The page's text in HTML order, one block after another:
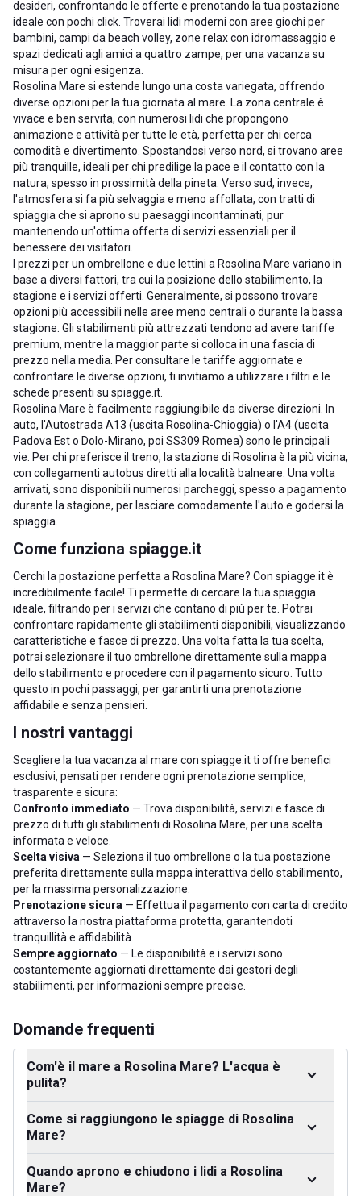
desideri, confrontando le offerte e prenotando la tua postazione
ideale con pochi click. Troverai lidi moderni con aree giochi per
bambini, campi da beach volley, zone relax con idromassaggio e
spazi dedicati agli amici a quattro zampe, per una vacanza su
misura per ogni esigenza.
Rosolina Mare si estende lungo una costa variegata, offrendo
diverse opzioni per la tua giornata al mare. La zona centrale è
vivace e ben servita, con numerosi lidi che propongono
animazione e attività per tutte le età, perfetta per chi cerca
comodità e divertimento. Spostandosi verso nord, si trovano aree
più tranquille, ideali per chi predilige la pace e il contatto con la
natura, spesso in prossimità della pineta. Verso sud, invece,
l'atmosfera si fa più selvaggia e meno affollata, con tratti di
spiaggia che si aprono su paesaggi incontaminati, pur
mantenendo un'ottima offerta di servizi essenziali per il
benessere dei visitatori.
I prezzi per un ombrellone e due lettini a Rosolina Mare variano in
base a diversi fattori, tra cui la posizione dello stabilimento, la
stagione e i servizi offerti. Generalmente, si possono trovare
opzioni più accessibili nelle aree meno centrali o durante la bassa
stagione. Gli stabilimenti più attrezzati tendono ad avere tariffe
premium, mentre la maggior parte si colloca in una fascia di
prezzo nella media. Per consultare le tariffe aggiornate e
confrontare le diverse opzioni, ti invitiamo a utilizzare i filtri e le
schede presenti su spiagge.it.
Rosolina Mare è facilmente raggiungibile da diverse direzioni. In
auto, l'Autostrada A13 (uscita Rosolina-Chioggia) o l'A4 (uscita
Padova Est o Dolo-Mirano, poi SS309 Romea) sono le principali
vie. Per chi preferisce il treno, la stazione di Rosolina è la più vicina,
con collegamenti autobus diretti alla località balneare. Una volta
arrivati, sono disponibili numerosi parcheggi, spesso a pagamento
durante la stagione, per lasciare comodamente l'auto e godersi la
spiaggia.
Come funziona spiagge.it
Cerchi la postazione perfetta a Rosolina Mare? Con spiagge.it è
incredibilmente facile! Ti permette di cercare la tua spiaggia
ideale, filtrando per i servizi che contano di più per te. Potrai
confrontare rapidamente gli stabilimenti disponibili, visualizzando
caratteristiche e fasce di prezzo. Una volta fatta la tua scelta,
potrai selezionare il tuo ombrellone direttamente sulla mappa
dello stabilimento e procedere con il pagamento sicuro. Tutto
questo in pochi passaggi, per garantirti una prenotazione
affidabile e senza pensieri.
I nostri vantaggi
Scegliere la tua vacanza al mare con spiagge.it ti offre benefici
esclusivi, pensati per rendere ogni prenotazione semplice,
trasparente e sicura:
Confronto immediato — Trova disponibilità, servizi e fasce di
prezzo di tutti gli stabilimenti di Rosolina Mare, per una scelta
informata e veloce.
Scelta visiva — Seleziona il tuo ombrellone o la tua postazione
preferita direttamente sulla mappa interattiva dello stabilimento,
per la massima personalizzazione.
Prenotazione sicura — Effettua il pagamento con carta di credito
attraverso la nostra piattaforma protetta, garantendoti
tranquillità e affidabilità.
Sempre aggiornato — Le disponibilità e i servizi sono
costantemente aggiornati direttamente dai gestori degli
stabilimenti, per informazioni sempre precise.
Domande frequenti
Com'è il mare a Rosolina Mare? L'acqua è
pulita?
Come si raggiungono le spiagge di Rosolina
Mare?
Quando aprono e chiudono i lidi a Rosolina
Mare?